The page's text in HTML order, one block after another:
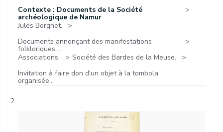
Contexte : Documents de la Société
archéologique de Namur
Jules Borgnet.
Documents annonçant des manifestations
folkloriques,...
Associations.
Société des Bardes de la Meuse.
Invitation à faire don d'un objet à la tombola
organisée...
2